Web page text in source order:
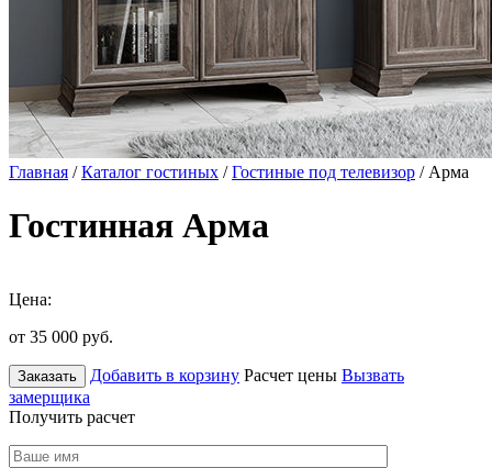
Главная /Каталог гостиных /Гостиные под телевизор / Арма
Гостинная Арма
Цена:
от 35 000 руб.
Заказать Добавить в корзину Расчет цены Вызвать
замерщика
Получить расчет